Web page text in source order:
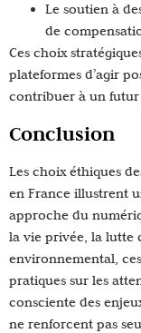
Le soutien à
de
Ces choix
plateformes d’agir
contribuer à un
Conclusion
Les choix éthiques
en France illustrent
approche du
la vie privée, la lutte
environnemental,
pratiques sur les
consciente des
ne renforcent pas